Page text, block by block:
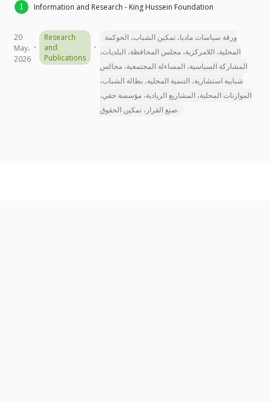
Information and Research - King Hussein Foundation
20
May،
2026
Research
and
Publications
ورقة سياسات مادبا، تمكين الشباب، الحوكمة
المحلية، اللامركزية، مجلس المحافظة، البلديات،
المشاركة السياسية، المساءلة المجتمعية، مجالس
شبابية استشارية، التنمية المحلية، بطالة الشباب،
الموازنات المحلية، المشاريع الريادية، مؤسسة حقي،
صنع القرار، تمكين الحقوق.